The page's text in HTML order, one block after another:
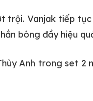
Vanjak tiếp
bóng đầy hiệu
Anh trong set